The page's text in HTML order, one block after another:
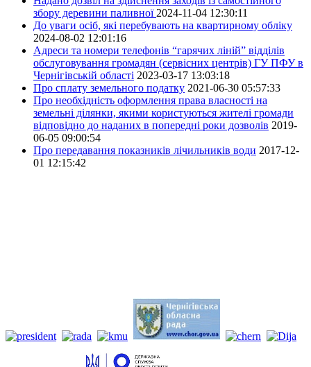
збору деревини паливної 2024-11-04 12:30:11
До уваги осіб, які перебувають на квартирному обліку
2024-08-02 12:01:16
Адреси та номери телефонів “гарячих ліній” відділів
обслуговування громадян (сервісних центрів) ГУ ПФУ в
Чернігівській області 2023-03-17 13:03:18
Про сплату земельного податку 2021-06-30 05:57:33
Про необхідність оформлення права власності на
земельні ділянки, якими користуються жителі громади
відповідно до наданих в попередні роки дозволів 2019-
06-05 09:00:54
Про передавання показників лічильників води 2017-12-
01 12:15:42